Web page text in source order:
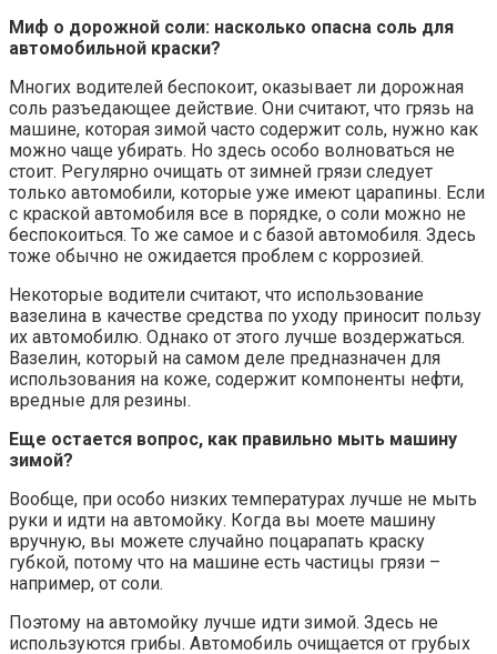
Миф о дорожной соли: насколько опасна соль для
автомобильной краски?
Многих водителей беспокоит, оказывает ли дорожная
соль разъедающее действие. Они считают, что грязь на
машине, которая зимой часто содержит соль, нужно как
можно чаще убирать. Но здесь особо волноваться не
стоит. Регулярно очищать от зимней грязи следует
только автомобили, которые уже имеют царапины. Если
с краской автомобиля все в порядке, о соли можно не
беспокоиться. То же самое и с базой автомобиля. Здесь
тоже обычно не ожидается проблем с коррозией.
Некоторые водители считают, что использование
вазелина в качестве средства по уходу приносит пользу
их автомобилю. Однако от этого лучше воздержаться.
Вазелин, который на самом деле предназначен для
использования на коже, содержит компоненты нефти,
вредные для резины.
Еще остается вопрос, как правильно мыть машину
зимой?
Вообще, при особо низких температурах лучше не мыть
руки и идти на автомойку. Когда вы моете машину
вручную, вы можете случайно поцарапать краску
губкой, потому что на машине есть частицы грязи –
например, от соли.
Поэтому на автомойку лучше идти зимой. Здесь не
используются грибы. Автомобиль очищается от грубых